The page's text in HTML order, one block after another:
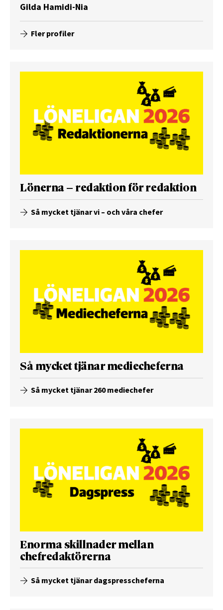
Gilda Hamidi-Nia
Fler profiler
Lönerna – redaktion för redaktion
Så mycket tjänar vi – och våra chefer
Så mycket tjänar mediecheferna
Så mycket tjänar 260 mediechefer
Enorma skillnader mellan
chefredaktörerna
Så mycket tjänar dagspresscheferna